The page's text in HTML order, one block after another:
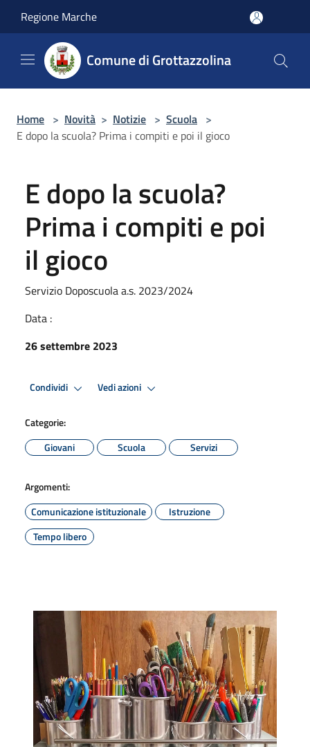
Regione Marche
Comune di Grottazzolina
Home > Novità > Notizie > Scuola >
E dopo la scuola? Prima i compiti e poi il gioco
E dopo la scuola?
Prima i compiti e poi
il gioco
Servizio Doposcuola a.s. 2023/2024
Data :
26 settembre 2023
Condividi Vedi azioni
Categorie:
Giovani
Scuola Servizi
Argomenti:
Comunicazione istituzionale
Istruzione
Tempo libero